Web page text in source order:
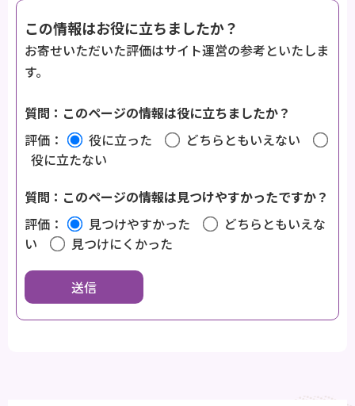
この情報はお役に立ちましたか？
お寄せいただいた評価はサイト運営の参考といたしま
す。
質問：このページの情報は役に立ちましたか？
評価：
役に立った
どちらともいえない
役に立たない
質問：このページの情報は見つけやすかったですか？
評価：
見つけやすかった
どちらともいえな
い
見つけにくかった